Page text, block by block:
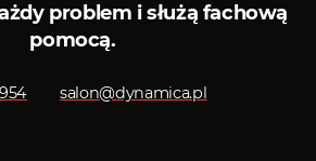
problem i służą fachową
pomocą.
salon@dynamica.pl